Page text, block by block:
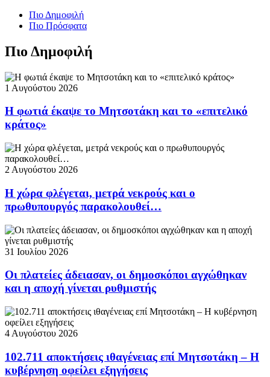
Πιο Δημοφιλή
Πιο Πρόσφατα
Πιο Δημοφιλή
1 Αυγούστου 2026
Η φωτιά έκαψε το Μητσοτάκη και το «επιτελικό
κράτος»
2 Αυγούστου 2026
Η χώρα φλέγεται, μετρά νεκρούς και ο
πρωθυπουργός παρακολουθεί…
31 Ιουλίου 2026
Οι πλατείες άδειασαν, οι δημοσκόποι αγχώθηκαν
και η αποχή γίνεται ρυθμιστής
4 Αυγούστου 2026
102.711 αποκτήσεις ιθαγένειας επί Μητσοτάκη – Η
κυβέρνηση οφείλει εξηγήσεις